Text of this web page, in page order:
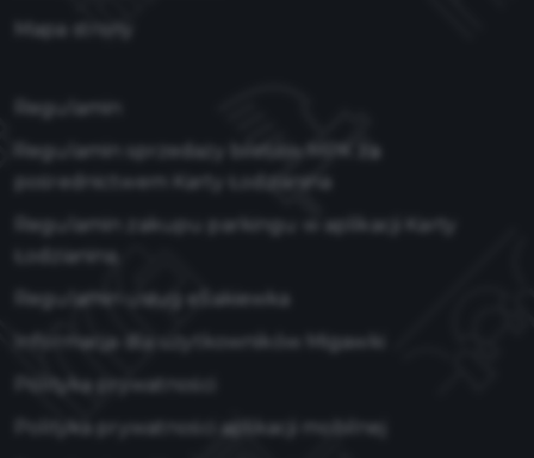
Mapa strony
Regulamin
Regulamin sprzedaży biletów MPK za
pośrednictwem Karty Łodzianina
Regulamin zakupu parkingu w aplikacji Karty
Łodzianina
Regulamin usług eSakiewka
Informacja dla użytkowników Migawki
Polityka prywatności
Polityka prywatności aplikacji mobilnej